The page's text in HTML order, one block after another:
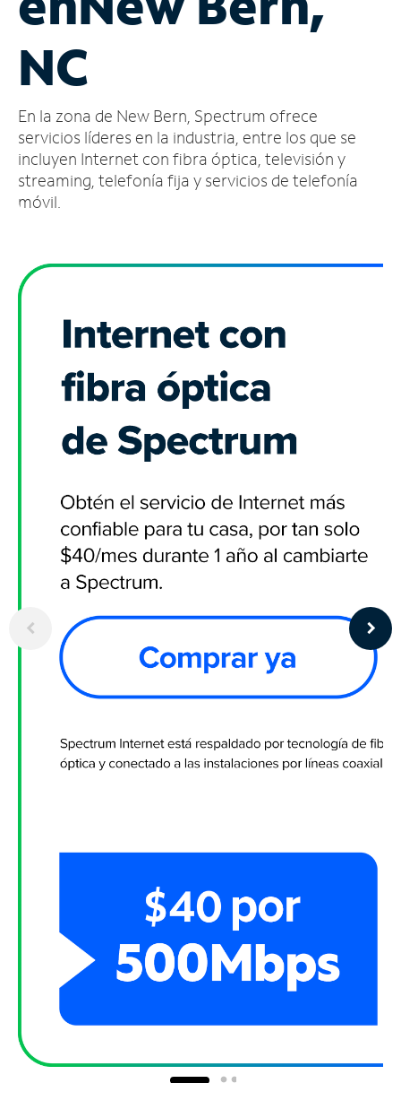
cuenta
Encuentra
tienda
NC
En la zona de New Bern, Spectrum ofrece
servicios líderes en la industria, entre los que se
incluyen Internet con fibra óptica, televisión y
streaming, telefonía fija y servicios de telefonía
móvil.